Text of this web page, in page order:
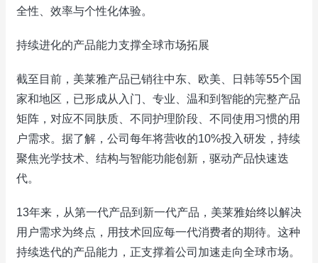
全性、效率与个性化体验。
持续进化的产品能力支撑全球市场拓展
截至目前，美莱雅产品已销往中东、欧美、日韩等55个国
家和地区，已形成从入门、专业、温和到智能的完整产品
矩阵，对应不同肤质、不同护理阶段、不同使用习惯的用
户需求。据了解，公司每年将营收的10%投入研发，持续
聚焦光学技术、结构与智能功能创新，驱动产品快速迭
代。
13年来，从第一代产品到新一代产品，美莱雅始终以解决
用户需求为终点，用技术回应每一代消费者的期待。这种
持续迭代的产品能力，正支撑着公司加速走向全球市场。